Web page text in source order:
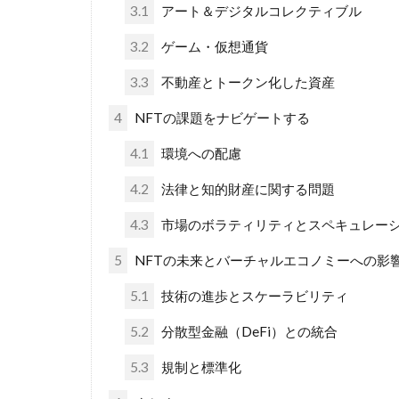
3.1 アート＆デジタルコレクティブル
3.2 ゲーム・仮想通貨
3.3 不動産とトークン化した資産
4 NFTの課題をナビゲートする
4.1 環境への配慮
4.2 法律と知的財産に関する問題
4.3 市場のボラティリティとスペキュレー
5 NFTの未来とバーチャルエコノミーへの影
5.1 技術の進歩とスケーラビリティ
5.2 分散型金融（DeFi）との統合
5.3 規制と標準化